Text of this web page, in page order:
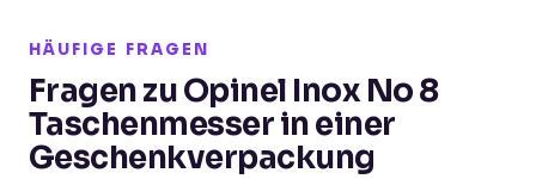
HÄUFIGE FRAGEN
Fragen zu Opinel Inox No 8
Taschenmesser in einer
Geschenkverpackung